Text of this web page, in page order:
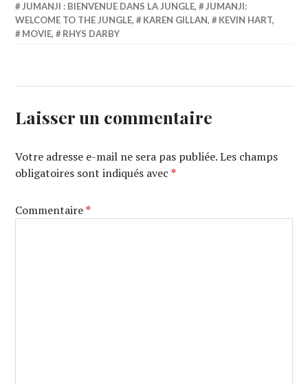
JUMANJI : BIENVENUE DANS LA JUNGLE,
JUMANJI:
WELCOME TO THE JUNGLE, KAREN GILLAN, KEVIN HART,
MOVIE, RHYS DARBY
Laisser un commentaire
Votre adresse e-mail ne sera pas publiée. Les champs
obligatoires sont indiqués avec*
Commentaire*